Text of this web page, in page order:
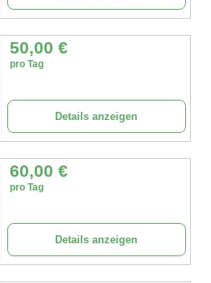
50,00 €
pro Tag
Details anzeigen
60,00 €
pro Tag
Details anzeigen